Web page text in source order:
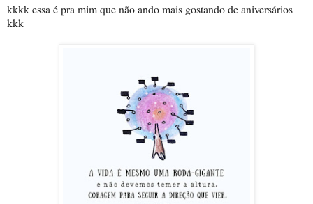
kkkk essa é pra mim que não ando mais gostando de aniversários
kkk